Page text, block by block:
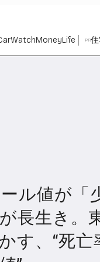
WatchMoneyLife PR
1029Money
ル値が「
長生き。
す、“死亡